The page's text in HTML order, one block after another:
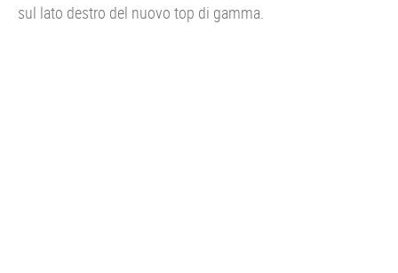
sul lato destro del nuovo top di gamma.